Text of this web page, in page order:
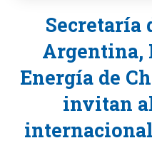
Secretaría
Argentina,
Energía de
invitan